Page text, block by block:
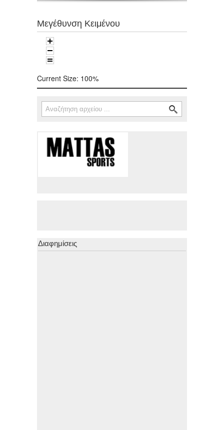
Μεγέθυνση Κειμένου
Current Size: 100%
Φόρμα αναζήτησης
Αναζήτηση
Διαφημίσεις